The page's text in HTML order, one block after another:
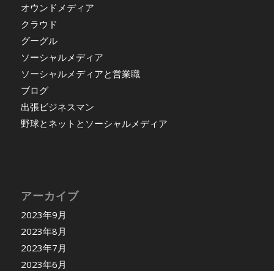
オウンドメディア
クラウド
グーグル
ソーシャルメディア
ソーシャルメディアと営業職
ブログ
出張ビジネスマン
野球とネットとソーシャルメディア
アーカイブ
2023年9月
2023年8月
2023年7月
2023年6月